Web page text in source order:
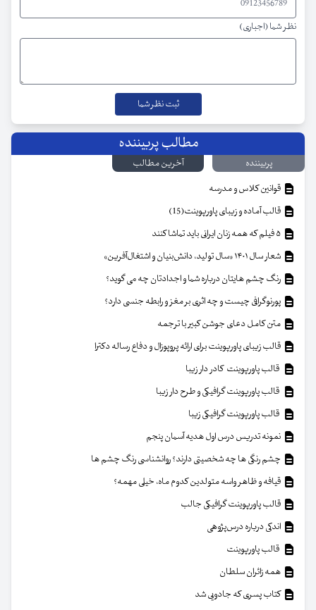
نظر شما (اجباری)
مطالب پربیننده
پربیننده
آخرین مطالب
قوانین کلاس و مدرسه
قالب آماده و زیبای پاورپوینت(15)
شعار سال ۱۴۰۱ «سال تولید، دانش‌بنیان و اشتغال‌آفرین»
رنگ چشم هایتان درباره شما و اجدادتان چه می گوید؟
پورنوگرافی چیست و چه اثری بر مغز و رابطه جنسی دارد؟
متن کامل دعای جوشن کبیر با ترجمه
قالب زیبای پاورپوینت برای ارائه پروپوزال و دفاع رساله دکترا
قالب پاورپوینت کادر دار زیبا
قالب پاورپوینت گرافیکی و طرح دار زیبا
قالب پاورپوینت گرافیکی زیبا
نمونه تدریس درس اول هدیه آسمان پنجم
چشم رنگی ها چه شخصیتی دارند؟ روانشناسی رنگ چشم ها
قیافه و ظاهر واسه متولدین کدوم ماه، خیلی مهمه؟
قالب پاورپوینت گرافیکی جالب
اندکی درباره درس‌پژوهی
قالب پاورپوینت
همه زائران سلطان
کتاب پسری که جادویی شد